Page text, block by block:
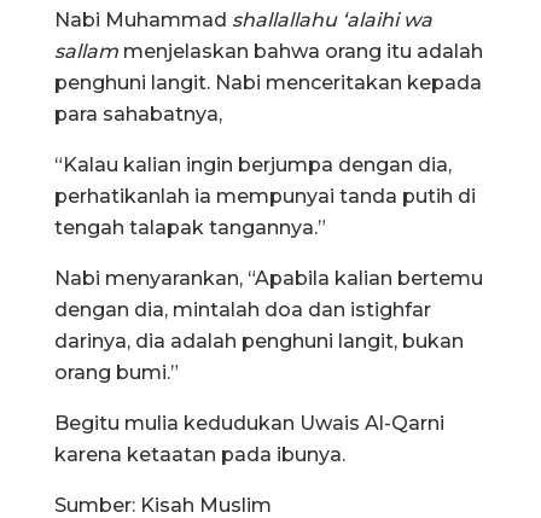
Nabi Muhammad shallallahu ‘alaihi wa
sallam menjelaskan bahwa orang itu adalah
penghuni langit. Nabi menceritakan kepada
para sahabatnya,
“Kalau kalian ingin berjumpa dengan dia,
perhatikanlah ia mempunyai tanda putih di
tengah talapak tangannya.”
Nabi menyarankan, “Apabila kalian bertemu
dengan dia, mintalah doa dan istighfar
darinya, dia adalah penghuni langit, bukan
orang bumi.”
Begitu mulia kedudukan Uwais Al-Qarni
karena ketaatan pada ibunya.
Sumber: Kisah Muslim